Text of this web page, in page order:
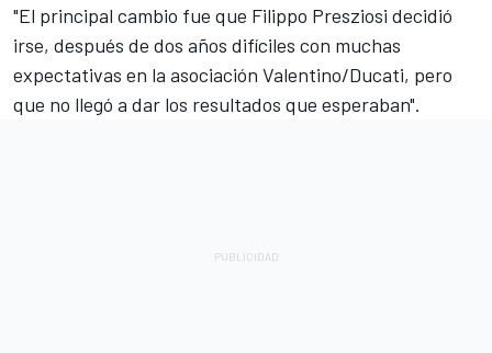
"El principal cambio fue que Filippo Presziosi decidió
irse, después de dos años difíciles con muchas
expectativas en la asociación Valentino/Ducati, pero
que no llegó a dar los resultados que esperaban".